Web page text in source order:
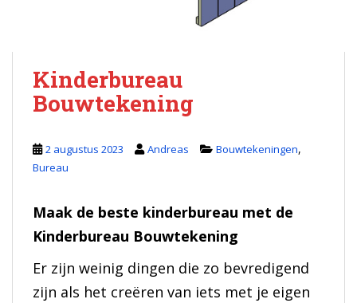
Kinderbureau
Bouwtekening
2 augustus 2023 Andreas Bouwtekeningen,
Bureau
Maak de beste kinderbureau met de
Kinderbureau Bouwtekening
Er zijn weinig dingen die zo bevredigend
zijn als het creëren van iets met je eigen